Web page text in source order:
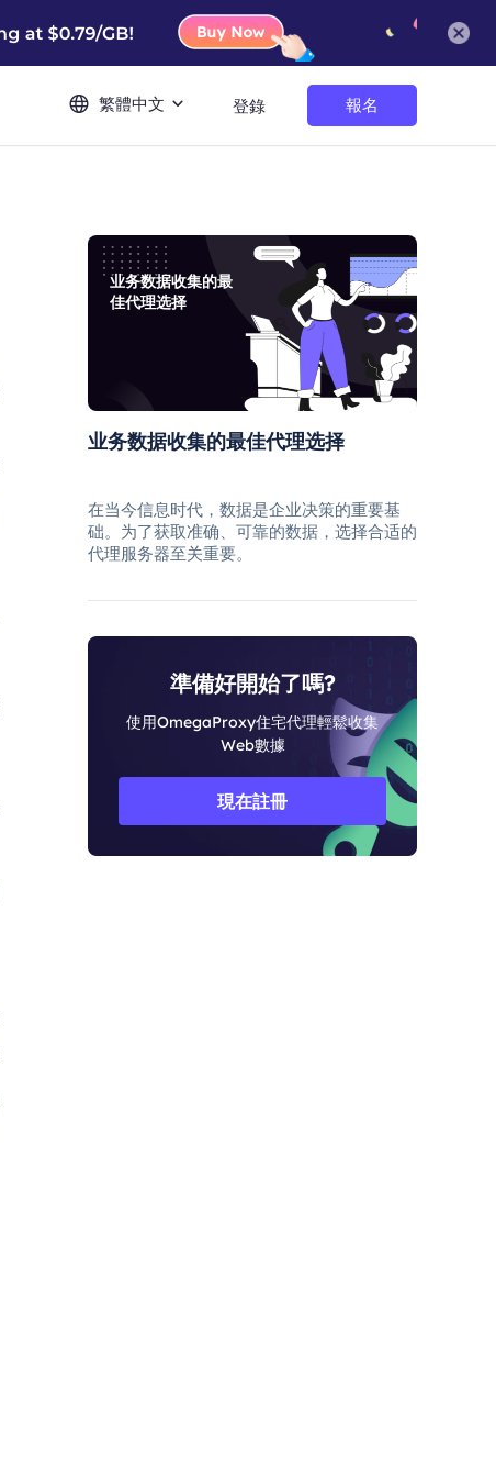
繁體中文 登錄 報名
业务数据收集的最
佳代理选择
业务数据收集的最佳代理选择
在当今信息时代，数据是企业决策的重要基
础。为了获取准确、可靠的数据，选择合适的
代理服务器至关重要。
準備好開始了嗎?
使用OmegaProxy住宅代理輕鬆收集
Web數據
現在註冊